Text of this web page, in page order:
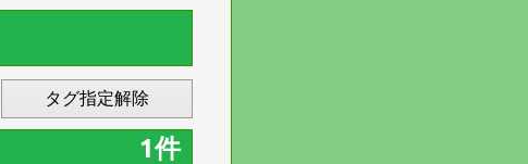
タグ指定解除
1件